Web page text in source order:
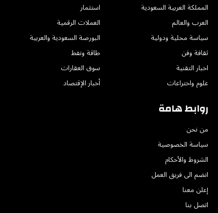
المملكة العربية السعودية
العرب والعالم
سياسة محلية ودولية
ثقافة وفن
اخبار التقنية
علوم واختراعات
استثمار
العملات الرقمية
البورصة السعودية والعربية
طاقة ونفط
سوق العقارات
أخبار الإقتصاد
روابط هامة
من نحن
سياسة الخصوصية
الشروط والأحكام
انضم الى فريق العمل
إعلن معنا
اتصل بنا